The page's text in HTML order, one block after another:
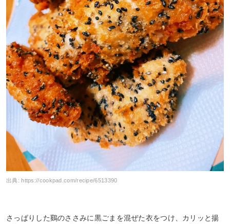
出典:https://cookpad.com/recipe/6513390
さっぱりした鷄のささみに黒ごまを混ぜた衣をつけ、カリッと揚